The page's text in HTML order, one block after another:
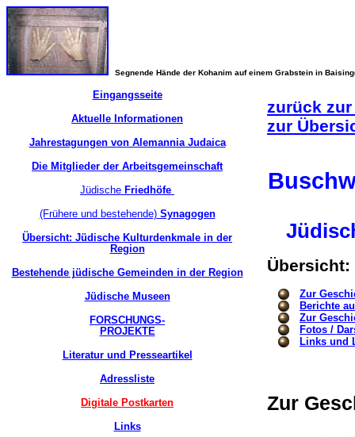
Segnende Hände der Kohanim auf einem Grabstein in
Eingangsseite
Aktuelle Informationen
Jahrestagungen von Alemannia Judaica
Die Mitglieder der Arbeitsgemeinschaft
Jüdische Friedhöfe
(Frühere und bestehende)Synagogen
Übersicht: Jüdische Kulturdenkmale in der
Region
Bestehende jüdische Gemeinden in der Region
Jüdische Museen
FORSCHUNGS-
PROJEKTE
Literatur und Presseartikel
Adressliste
Digitale Postkarten
Links
zurück
zur
Übersicht:
Zur
Berichte
Zur
Fotos /
Links und
Zur